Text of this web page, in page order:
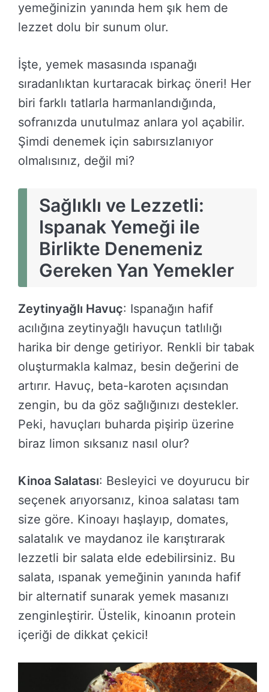
yemeğinizin yanında hem şık hem de
lezzet dolu bir sunum olur.
İşte, yemek masasında ıspanağı
sıradanlıktan kurtaracak birkaç öneri! Her
biri farklı tatlarla harmanlandığında,
sofranızda unutulmaz anlara yol açabilir.
Şimdi denemek için sabırsızlanıyor
olmalısınız, değil mi?
Sağlıklı ve Lezzetli:
Ispanak Yemeği ile
Birlikte Denemeniz
Gereken Yan Yemekler
Zeytinyağlı Havuç: Ispanağın hafif
acılığına zeytinyağlı havuçun tatlılığı
harika bir denge getiriyor. Renkli bir tabak
oluşturmakla kalmaz, besin değerini de
artırır. Havuç, beta-karoten açısından
zengin, bu da göz sağlığınızı destekler.
Peki, havuçları buharda pişirip üzerine
biraz limon sıksanız nasıl olur?
Kinoa Salatası: Besleyici ve doyurucu bir
seçenek arıyorsanız, kinoa salatası tam
size göre. Kinoayı haşlayıp, domates,
salatalık ve maydanoz ile karıştırarak
lezzetli bir salata elde edebilirsiniz. Bu
salata, ıspanak yemeğinin yanında hafif
bir alternatif sunarak yemek masanızı
zenginleştirir. Üstelik, kinoanın protein
içeriği de dikkat çekici!